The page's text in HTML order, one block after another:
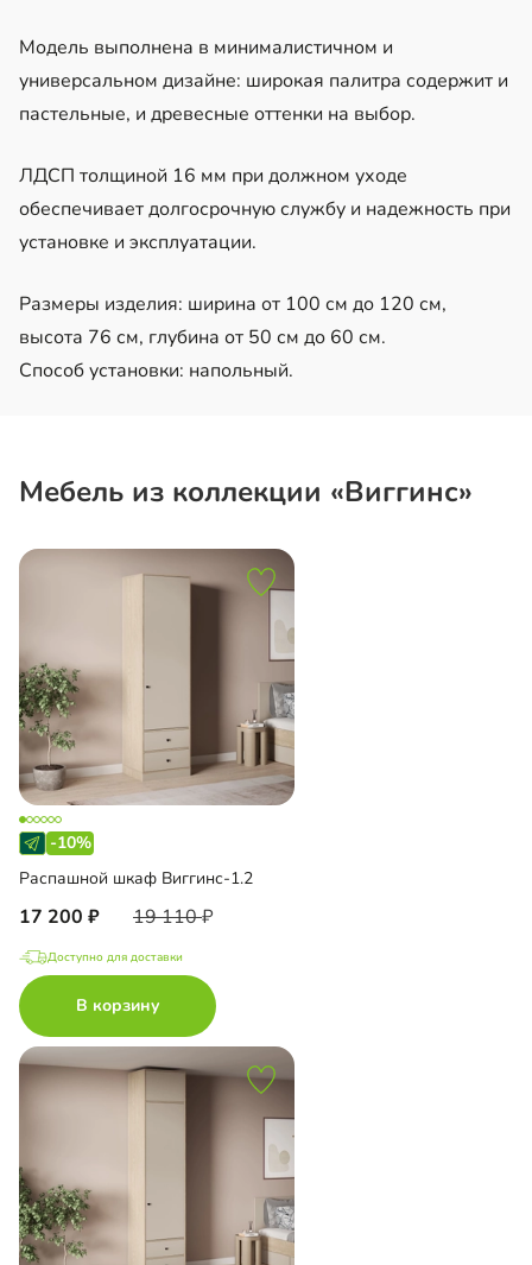
Модель выполнена в минималистичном и
универсальном дизайне: широкая палитра содержит и
пастельные, и древесные оттенки на выбор.
ЛДСП толщиной 16 мм при должном уходе
обеспечивает долгосрочную службу и надежность при
установке и эксплуатации.
Размеры изделия: ширина от 100 см до 120 см,
высота 76 см, глубина от 50 см до 60 см.
Способ установки: напольный.
Мебель из коллекции «Виггинс»
-10%
Распашной шкаф Виггинс-1.2
17 200 19 110
Доступно для доставки
В корзину